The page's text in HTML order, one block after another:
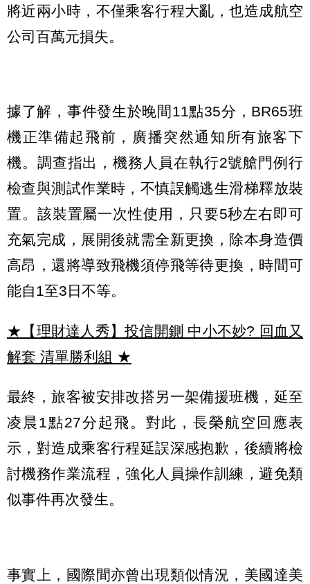
將近兩小時，不僅乘客行程大亂，也造成航空
公司百萬元損失。
據了解，事件發生於晚間11點35分，BR65班
機正準備起飛前，廣播突然通知所有旅客下
機。調查指出，機務人員在執行2號艙門例行
檢查與測試作業時，不慎誤觸逃生滑梯釋放裝
置。該裝置屬一次性使用，只要5秒左右即可
充氣完成，展開後就需全新更換，除本身造價
高昂，還將導致飛機須停飛等待更換，時間可
能自1至3日不等。
★【理財達人秀】投信開鍘 中小不妙? 回血又
解套 清單勝利組 ★
最終，旅客被安排改搭另一架備援班機，延至
凌晨1點27分起飛。對此，長榮航空回應表
示，對造成乘客行程延誤深感抱歉，後續將檢
討機務作業流程，強化人員操作訓練，避免類
似事件再次發生。
事實上，國際間亦曾出現類似情況，美國達美